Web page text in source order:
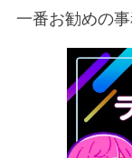
一番お勧めの